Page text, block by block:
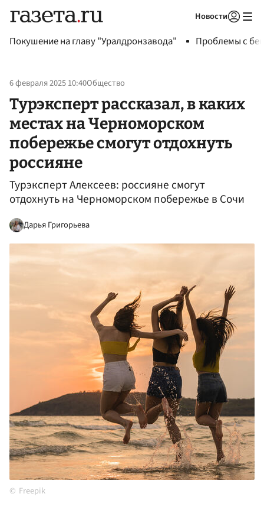
Новости
Покушение на главу "Уралдронзавода" Проблемы с
6 февраля 2025 10:40Общество
Турэксперт рассказал, в каких
местах на Черноморском
побережье смогут отдохнуть
россияне
Турэксперт Алексеев: россияне смогут
отдохнуть на Черноморском побережье в Сочи
Дарья Григорьева
Freepik